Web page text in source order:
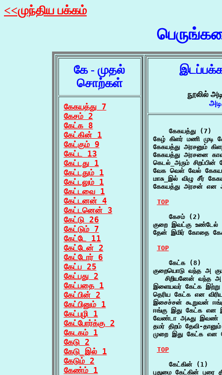
<<முந்திய பக்கம்
கே - முதல்
சொற்கள்
கேகயத்து 7
கேசம் 2
கேட்க 8
கேட்கின் 1
கேட்கும் 9
கேட்ட 13
கேட்டது 1
கேட்டதும் 1
கேட்டலும் 1
கேட்டவை 1
கேட்டனன் 4
கேட்டனென் 3
கேட்டு 26
கேட்டும் 7
கேட்டே 11
கேட்டேன் 2
கேட்டோர் 6
கேட்ப 25
கேட்பது 2
கேட்பதை 1
கேட்பின் 2
கேட்பினும் 1
கேட்புழி 1
கேட்போர்க்கு 2
கேடகம் 1
கேடு 2
கேடு_இல் 1
கேடும் 2
கேண்ம் 1
நூலில்
    கேகயத்து (7)
கேழ் கிளர் மணி
கேகயத்து அரசனும்
கேகயத்து அரசனை
கெடல்_அரும்
வேக வெள் வேல்
மாசு_இல் விழு சீர்
கேகயத்து அரசன் என
TOP
    கேசம் (2)
குறை இவட்கு
தேன் இமிர் கோதை
TOP
    கேட்க (8)
குறையொடு வந்த அ
சிறியனேன் வந்த அ
இளையவர் கேட்க
தெரிய கேட்க என
இசைச்சன் கூறுவன்
ஈங்கு இது கேட்க என
வேண்டா அஃது இவண்
தமர் திறம் தேவி-
முறை இது கேட்க என
TOP
    கேட்கின் (1)
புதுமை கேட்கின்